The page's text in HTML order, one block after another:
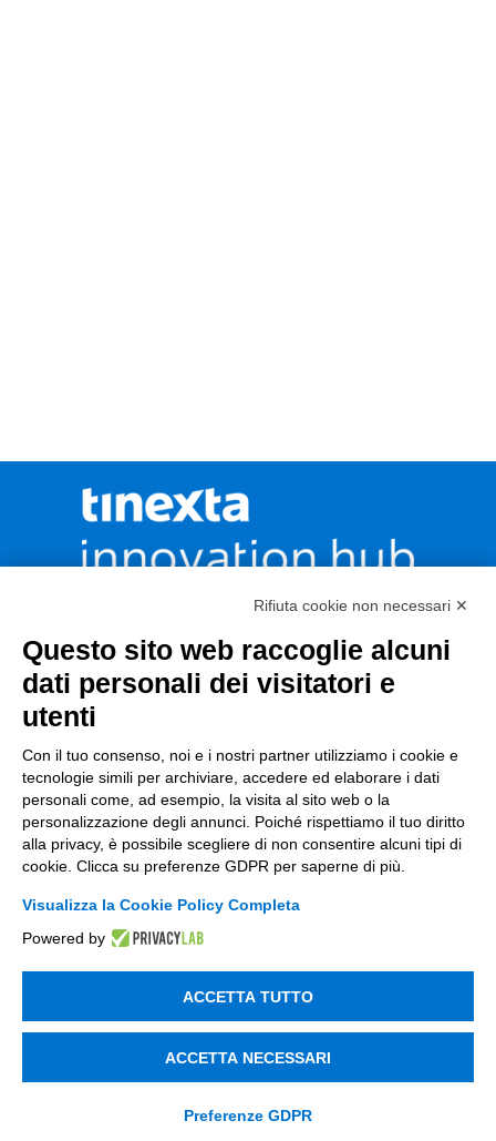
CONTATTACI
Incentivi per le imprese
Bandi
Fondi Europei
Consulenza
ESG
Finanza
Rifiuta cookie non necessari ✕
Questo sito web raccoglie alcuni
dati personali dei visitatori e
utenti
Con il tuo consenso, noi e i nostri partner utilizziamo i cookie e
tecnologie simili per archiviare, accedere ed elaborare i dati
personali come, ad esempio, la visita al sito web o la
personalizzazione degli annunci. Poiché rispettiamo il tuo diritto
alla privacy, è possibile scegliere di non consentire alcuni tipi di
cookie. Clicca su preferenze GDPR per saperne di più.
Visualizza la Cookie Policy Completa
Powered by
ACCETTA TUTTO
ACCETTA NECESSARI
Preferenze GDPR